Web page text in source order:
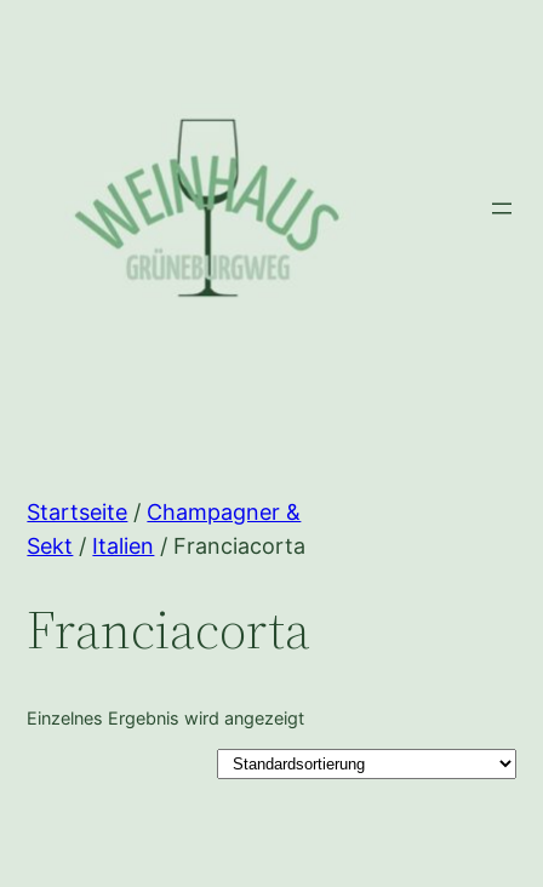
Startseite / Champagner &
Sekt / Italien / Franciacorta
Franciacorta
Einzelnes Ergebnis wird angezeigt